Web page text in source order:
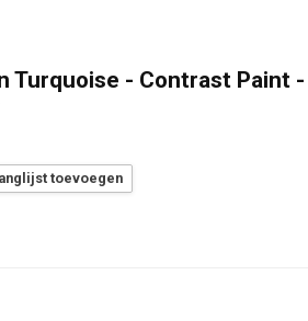
Turquoise - Contrast Paint
toevoegen